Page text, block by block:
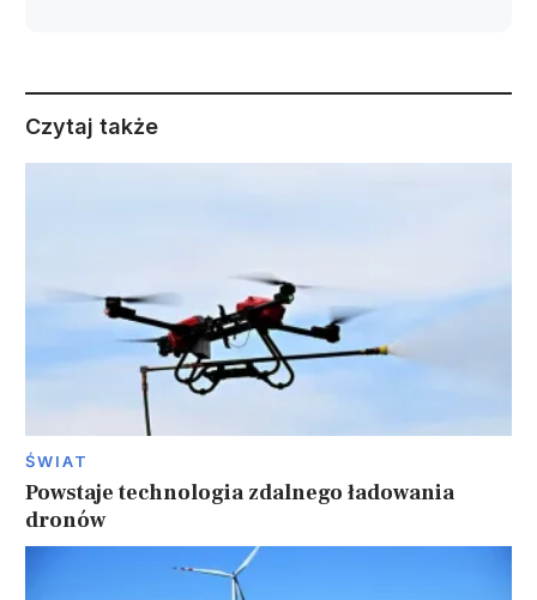
Czytaj także
ŚWIAT
Powstaje technologia zdalnego ładowania
dronów